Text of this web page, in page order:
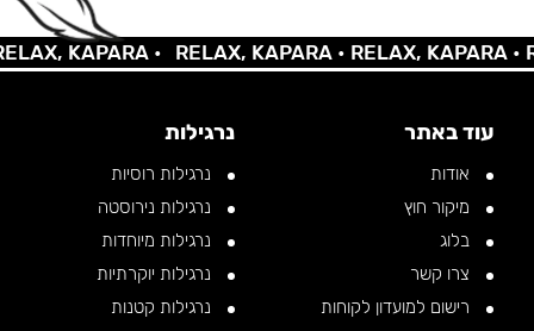
KAPARA • RELAX, KAPARA •RELAX, KAPARA •
עוד באתר
אודות
מיקור חוץ
בלוג
צרו קשר
רישום למועדון לקוחות
נרגילות
נרגילות רוסיות
נרגילות נירוסטה
נרגילות מיוחדות
נרגילות יוקרתיות
נרגילות קטנות